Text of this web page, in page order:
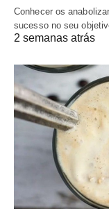
Conhecer os
sucesso no seu
2 semanas atrás